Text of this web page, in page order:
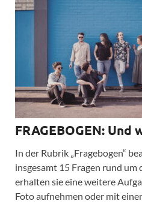
FRAGEBOGEN:
In der Rubrik „Fragebogen“
insgesamt 15 Fragen rund um
erhalten sie eine weitere
Foto aufnehmen oder mit